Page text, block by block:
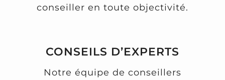
conseiller en toute objectivité.
CONSEILS D’EXPERTS
Notre équipe de conseillers